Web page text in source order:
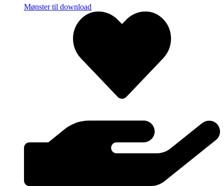
Mønster til download